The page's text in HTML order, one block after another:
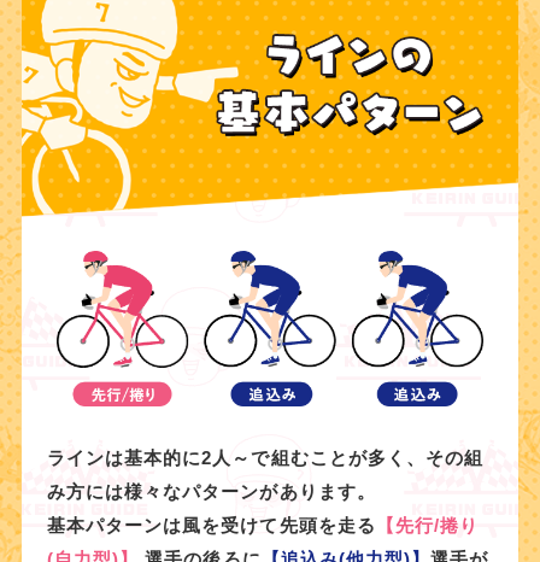
ラインは基本的に2人～で組むことが多く、その組
み方には様々なパターンがあります。
基本パターンは風を受けて先頭を走る
【先行/捲り